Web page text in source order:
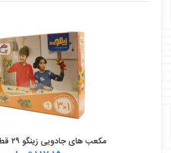
مکعب های جادویی زینگو ۲۹ قطعه ۳ در ۱